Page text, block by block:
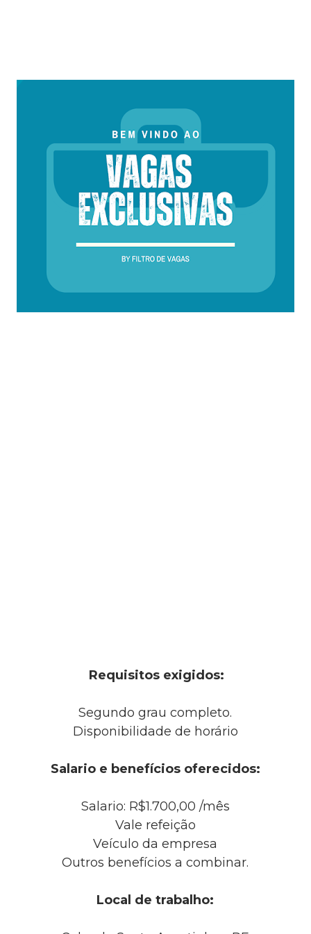
Requisitos exigidos:
Segundo grau completo.
Disponibilidade de horário
Salario e benefícios oferecidos:
Salario: R$1.700,00 /mês
Vale refeição
Veículo da empresa
Outros benefícios a combinar.
Local de trabalho: